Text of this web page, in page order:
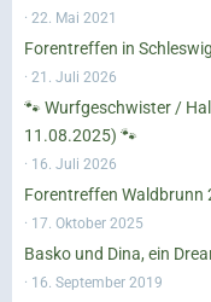
22. Mai 2021
Forentreffen in
21. Juli 2026
🐾 Wurfgeschwister /
11.08.2025) 🐾
16. Juli 2026
Forentreffen Waldbrunn
17. Oktober 2025
Basko und Dina, ein
16. September 2019